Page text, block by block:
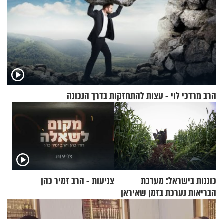
הרב מרדכי לוי - עצות להתחזקות בדרך הנכונה
כוננות בישראל: מערכת
הבריאות נערכת בזמן שאיראן
מאיימת על הבריטים
צניעות - הרב זמיר כהן